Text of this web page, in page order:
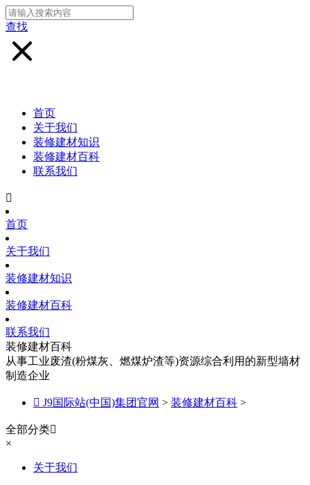
查找
首页
关于我们
装修建材知识
装修建材百科
联系我们

首页
关于我们
装修建材知识
装修建材百科
联系我们
装修建材百科
从事工业废渣(粉煤灰、燃煤炉渣等)资源综合利用的新型墙材
制造企业
 J9国际站(中国)集团官网 > 装修建材百科 >
全部分类
×
关于我们